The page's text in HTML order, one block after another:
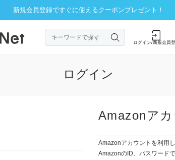
新規会員登録ですぐに使えるクーポンプレゼント！
ログイン/新規会員
ログイン
Amazonア
Amazonアカウントを利用
AmazonのID、パスワード